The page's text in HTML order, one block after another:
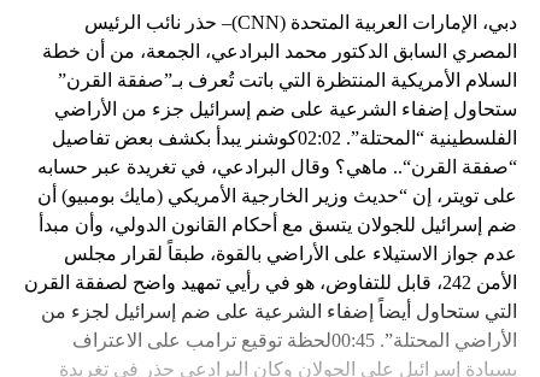
دبي، الإمارات العربية المتحدة (CNN)– حذر نائب الرئيس
المصري السابق الدكتور محمد البرادعي، الجمعة، من أن خطة
السلام الأمريكية المنتظرة التي باتت تُعرف بـ”صفقة القرن”
ستحاول إضفاء الشرعية على ضم إسرائيل جزء من الأراضي
الفلسطينية “المحتلة”. 02:02كوشنر يبدأ بكشف بعض تفاصيل
“صفقة القرن“.. ماهي؟ وقال البرادعي، في تغريدة عبر حسابه
على تويتر، إن “حديث وزير الخارجية الأمريكي (مايك بومبيو) أن
ضم إسرائيل للجولان يتسق مع أحكام القانون الدولي، وأن مبدأ
عدم جواز الاستيلاء على الأراضي بالقوة، طبقاً لقرار مجلس
الأمن 242، قابل للتفاوض، هو في رأيي تمهيد واضح لصفقة القرن
التي ستحاول أيضاً إضفاء الشرعية على ضم إسرائيل لجزء من
الأراضي المحتلة”. 00:45لحظة توقيع ترامب على الاعتراف
بسيادة إسرائيل على الجولان وكان البرادعي حذر في تغريدة